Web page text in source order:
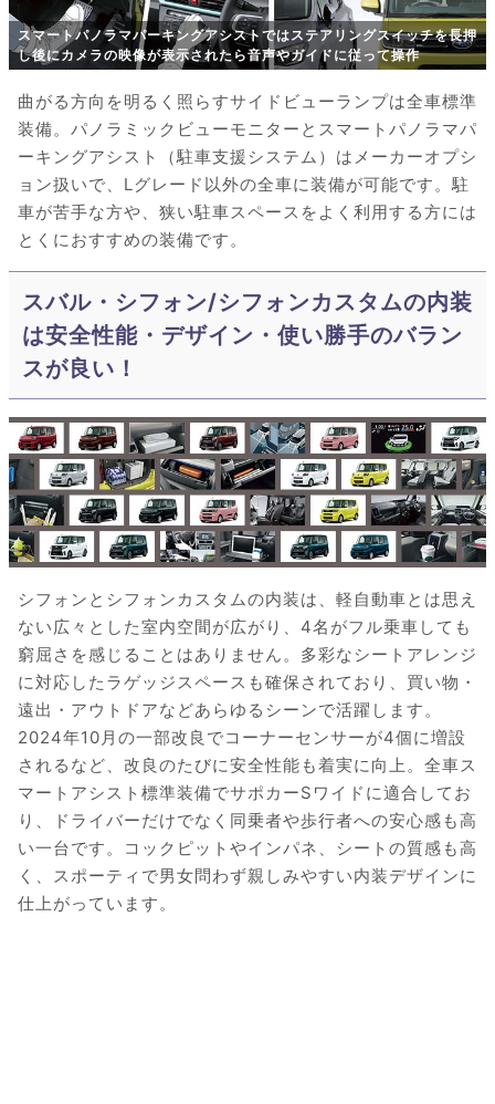
スマートパノラマパーキングアシストではステアリングスイッチを長押
し後にカメラの映像が表示されたら音声やガイドに従って操作
曲がる方向を明るく照らすサイドビューランプは全車標準
装備。パノラミックビューモニターとスマートパノラマパ
ーキングアシスト（駐車支援システム）はメーカーオプシ
ョン扱いで、Lグレード以外の全車に装備が可能です。駐
車が苦手な方や、狭い駐車スペースをよく利用する方には
とくにおすすめの装備です。
スバル・シフォン/シフォンカスタムの内装
は安全性能・デザイン・使い勝手のバラン
スが良い！
シフォンとシフォンカスタムの内装は、軽自動車とは思え
ない広々とした室内空間が広がり、4名がフル乗車しても
窮屈さを感じることはありません。多彩なシートアレンジ
に対応したラゲッジスペースも確保されており、買い物・
遠出・アウトドアなどあらゆるシーンで活躍します。
2024年10月の一部改良でコーナーセンサーが4個に増設
されるなど、改良のたびに安全性能も着実に向上。全車ス
マートアシスト標準装備でサポカーSワイドに適合してお
り、ドライバーだけでなく同乗者や歩行者への安心感も高
い一台です。コックピットやインパネ、シートの質感も高
く、スポーティで男女問わず親しみやすい内装デザインに
仕上がっています。